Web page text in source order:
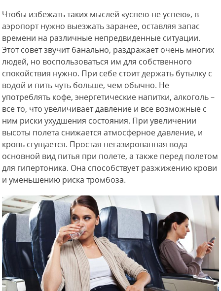
Чтобы избежать таких мыслей «успею-не успею», в
аэропорт нужно выезжать заранее, оставляя запас
времени на различные непредвиденные ситуации.
Этот совет звучит банально, раздражает очень многих
людей, но воспользоваться им для собственного
спокойствия нужно. При себе стоит держать бутылку с
водой и пить чуть больше, чем обычно. Не
употреблять кофе, энергетические напитки, алкоголь –
все то, что увеличивает давление и все возможные с
ним риски ухудшения состояния. При увеличении
высоты полета снижается атмосферное давление, и
кровь сгущается. Простая негазированная вода –
основной вид питья при полете, а также перед полетом
для гипертоника. Она способствует разжижению крови
и уменьшению риска тромбоза.